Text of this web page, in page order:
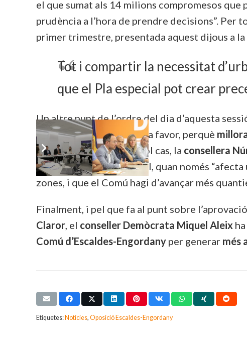
el que sumat als 14 milions compromesos que
prudència a l’hora de prendre decisions”. Per
primer trimestre, presentada aquest dijous a la
Tot i compartir la necessitat
que el Pla especial pot crear
Un altre punt de l’ordre del dia d’aquesta
Demòcrates hi han votat a favor, perquè
l’enllumenat. En qualsevol cas, la consellera
terme aquest Pla especial, quan només
zones, i que el Comú hagi d’avançar més
Finalment, i pel que fa al punt sobre
Claror, el conseller Demòcrata Miquel Aleix
Comú d’Escaldes-Engordany per generar més
Etiquetes: Notícies, Oposició Escaldes-Engordany